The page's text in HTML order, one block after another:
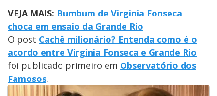
VEJA MAIS: Bumbum de Virginia Fonseca
choca em ensaio da Grande Rio
O post Cachê milionário? Entenda como é o
acordo entre Virginia Fonseca e Grande Rio
foi publicado primeiro em Observatório dos
Famosos.